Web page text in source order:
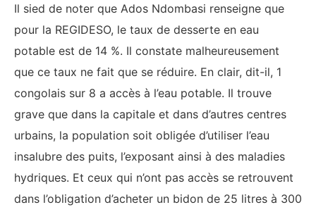
Il sied de noter que Ados Ndombasi renseigne que
pour la REGIDESO, le taux de desserte en eau
potable est de 14 %. Il constate malheureusement
que ce taux ne fait que se réduire. En clair, dit-il, 1
congolais sur 8 a accès à l’eau potable. Il trouve
grave que dans la capitale et dans d’autres centres
urbains, la population soit obligée d’utiliser l’eau
insalubre des puits, l’exposant ainsi à des maladies
hydriques. Et ceux qui n’ont pas accès se retrouvent
dans l’obligation d’acheter un bidon de 25 litres à 300